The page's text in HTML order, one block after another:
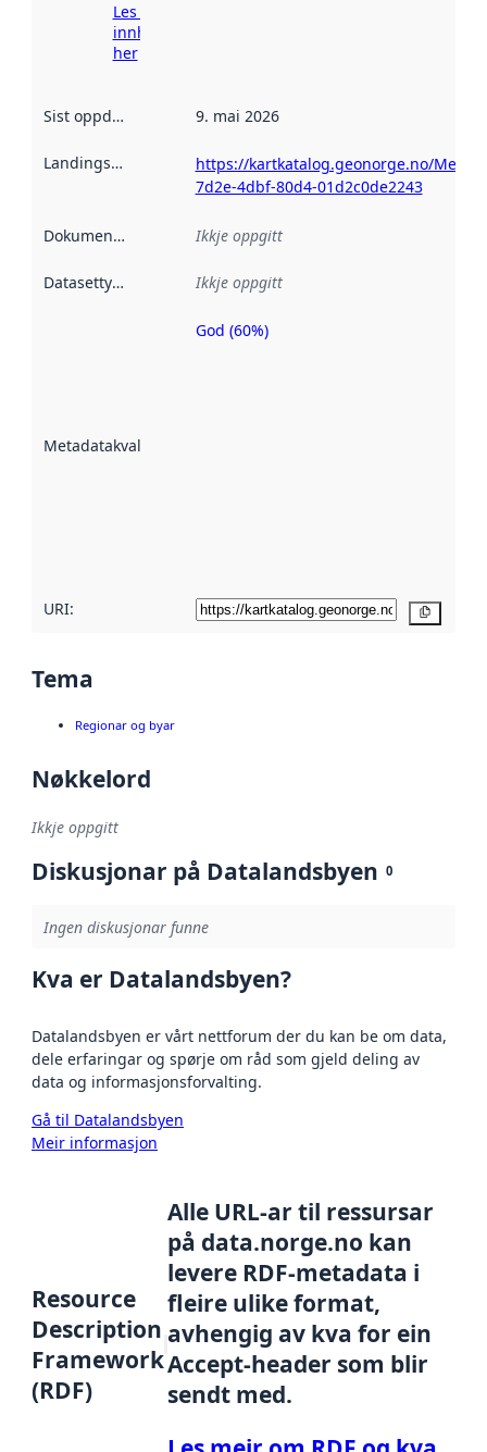
Les meir om
innhenting
her
Sist oppdatert 9. mai 2026
Landingsside
https://kartkatalog.geonorge.no/
7d2e-4dbf-80d4-01d2c0de2243
Dokumentasjon Ikkje oppgitt
Datasettype Ikkje oppgitt
Metadatakvalitet
Metadatakvalitet
God (60%)
URI:
Tema
Regionar og byar
Nøkkelord
Ikkje oppgitt
Diskusjonar på Datalandsbyen 0
Ingen diskusjonar funne
Kva er Datalandsbyen?
Datalandsbyen er vårt nettforum der du kan be om data,
dele erfaringar og spørje om råd som gjeld deling av
data og informasjonsforvalting.
Gå til Datalandsbyen
Meir informasjon
Resource
Description
Framework
(RDF)
Alle URL-ar til ressursar
på data.norge.no kan
levere RDF-metadata i
fleire ulike format,
avhengig av kva for ein
Accept-header som blir
sendt med.